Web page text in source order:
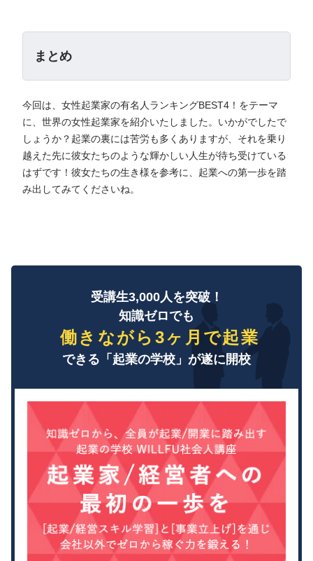
まとめ
今回は、女性起業家の有名人ランキングBEST4！をテーマ
に、世界の女性起業家を紹介いたしました。いかがでしたで
しょうか？起業の裏には苦労も多くありますが、それを乗り
越えた先に彼女たちのような輝かしい人生が待ち受けている
はずです！彼女たちの生き様を参考に、起業への第一歩を踏
み出してみてくださいね。
受講生3,000人を突破！
知識ゼロでも
働きながら3ヶ月で起業
できる「起業の学校」が遂に開校